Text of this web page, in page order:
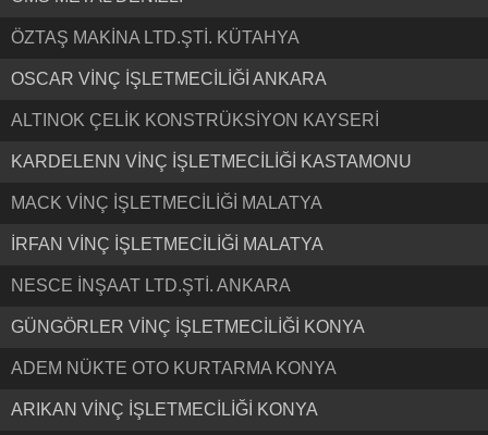
ÖZTAŞ MAKİNA LTD.ŞTİ. KÜTAHYA
OSCAR VİNÇ İŞLETMECİLİĞİ ANKARA
ALTINOK ÇELİK KONSTRÜKSİYON KAYSERİ
KARDELENN VİNÇ İŞLETMECİLİĞİ KASTAMONU
MACK VİNÇ İŞLETMECİLİĞİ MALATYA
İRFAN VİNÇ İŞLETMECİLİĞİ MALATYA
NESCE İNŞAAT LTD.ŞTİ. ANKARA
GÜNGÖRLER VİNÇ İŞLETMECİLİĞİ KONYA
ADEM NÜKTE OTO KURTARMA KONYA
ARIKAN VİNÇ İŞLETMECİLİĞİ KONYA